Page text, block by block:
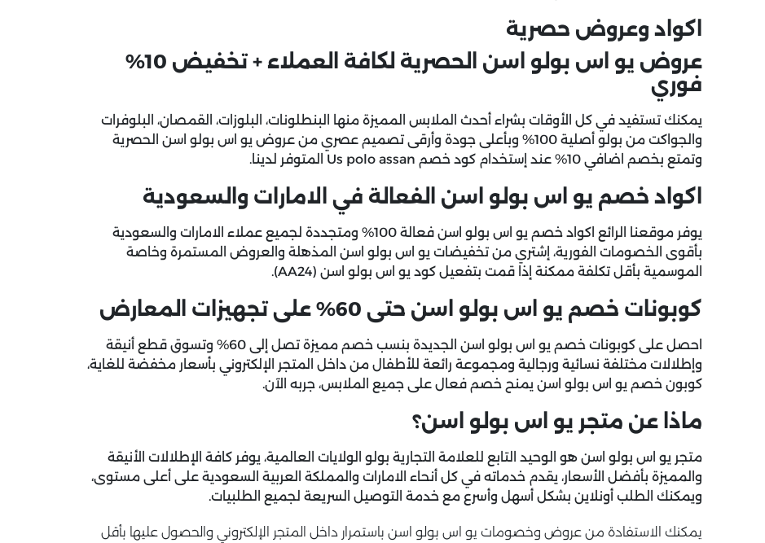
اكواد وعروض حصرية
عروض يو اس بولو اسن الحصرية لكافة العملاء + تخفيض 10%
فوري
يمكنك تستفيد في كل الأوقات بشراء أحدث الملابس المميزة منها البنطلونات، البلوزات، القمصان، البلوفرات
والجواكت من بولو أصلية 100% وبأعلى جودة وأرقى تصميم عصري من عروض يو اس بولو اسن الحصرية
وتمتع بخصم اضافي 10% عند إستخدام كود خصم Us polo assan المتوفر لدينا.
اكواد خصم يو اس بولو اسن الفعالة في الامارات والسعودية
يوفر موقعنا الرائع اكواد خصم يو اس بولو اسن فعالة 100% ومتجددة لجميع عملاء الامارات والسعودية
بأقوى الخصومات الفورية، إشتري من تخفيضات يو اس بولو اسن المذهلة والعروض المستمرة وخاصة
الموسمية بأقل تكلفة ممكنة إذا قمت بتفعيل كود يو اس بولو اسن (AA24)
.
كوبونات خصم يو اس بولو اسن حتى 60% على تجهيزات المعارض
احصل على كوبونات خصم يو اس بولو اسن الجديدة بنسب خصم مميزة تصل إلى 60% وتسوق قطع أنيقة
وإطلالات مختلفة نسائية ورجالية ومجموعة رائعة للأطفال من داخل المتجر الإلكتروني بأسعار مخفضة للغاية،
كوبون خصم يو اس بولو اسن يمنح خصم فعال على جميع الملابس، جربه الآن.
ماذا عن متجر يو اس بولو اسن؟
متجر يو اس بولو اسن هو الوحيد التابع للعلامة التجارية بولو الولايات العالمية، يوفر كافة الإطلالات الأنيقة
والمميزة بأفضل الأسعار، يقدم خدماته في كل أنحاء الامارات والمملكة العربية السعودية على أعلى مستوى،
ويمكنك الطلب أونلاين بشكل أسهل وأسرع مع خدمة التوصيل السريعة لجميع الطلبيات.
يمكنك الاستفادة من عروض وخصومات يو اس بولو اسن باستمرار داخل المتجر الإلكتروني والحصول عليها بأقل